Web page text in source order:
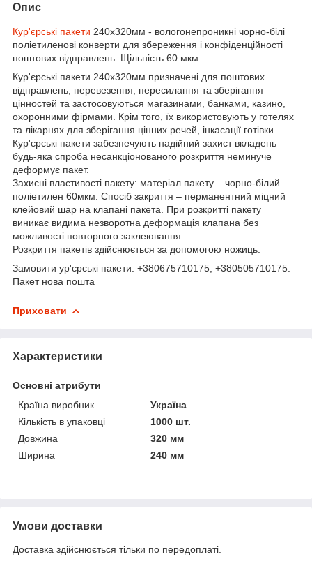
Опис
Кур'єрські пакети 240х320мм - вологонепроникні чорно-білі
поліетиленові конверти для збереження і конфіденційності
поштових відправлень. Щільність 60 мкм.
Кур'єрські пакети 240х320мм призначені для поштових
відправлень, перевезення, пересилання та зберігання
цінностей та застосовуються магазинами, банками, казино,
охоронними фірмами. Крім того, їх використовують у готелях
та лікарнях для зберігання цінних речей, інкасації готівки.
Кур'єрські пакети забезпечують надійний захист вкладень –
будь-яка спроба несанкціонованого розкриття неминуче
деформує пакет.
Захисні властивості пакету: матеріал пакету – чорно-білий
поліетилен 60мкм. Спосіб закриття – перманентний міцний
клейовий шар на клапані пакета. При розкритті пакету
виникає видима незворотна деформація клапана без
можливості повторного заклеювання.
Розкриття пакетів здійснюється за допомогою ножиць.
Замовити ур'єрські пакети: +380675710175, +380505710175.
Пакет нова пошта
Приховати
Характеристики
Основні атрибути
Країна виробник
Україна
Кількість в упаковці
1000 шт.
Довжина
320 мм
Ширина
240 мм
Умови доставки
Доставка здійснюється тільки по передоплаті.